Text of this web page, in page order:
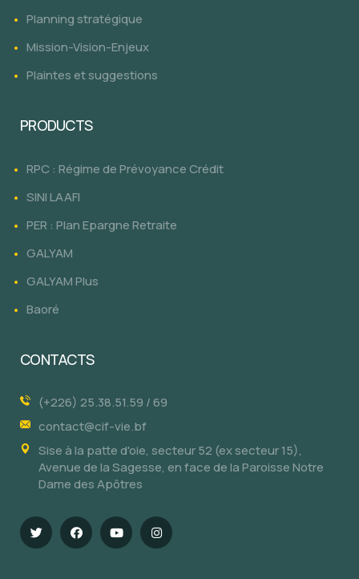
Planning stratégique
Mission-Vision-Enjeux
Plaintes et suggestions
PRODUCTS
RPC : Régime de Prévoyance Crédit
SINI LAAFI
PER : Plan Epargne Retraite
GALYAM
GALYAM Plus
Baoré
CONTACTS
(+226) 25.38.51.59 / 69
contact@cif-vie.bf
Sise à la patte d'oie, secteur 52 (ex secteur 15),
Avenue de la Sagesse, en face de la Paroisse Notre
Dame des Apôtres